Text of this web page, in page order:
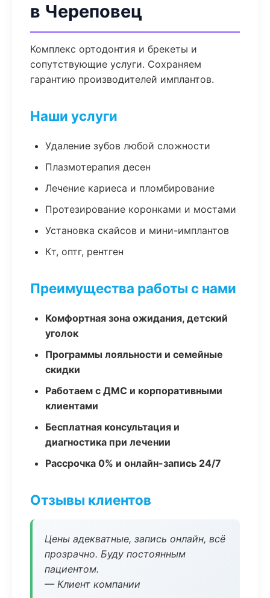
в Череповец
Комплекс ортодонтия и брекеты и
сопутствующие услуги. Сохраняем
гарантию производителей имплантов.
Наши услуги
Удаление зубов любой сложности
Плазмотерапия десен
Лечение кариеса и пломбирование
Протезирование коронками и мостами
Установка скайсов и мини-имплантов
Кт, оптг, рентген
Преимущества работы с нами
Комфортная зона ожидания, детский
уголок
Программы лояльности и семейные
скидки
Работаем с ДМС и корпоративными
клиентами
Бесплатная консультация и
диагностика при лечении
Рассрочка 0% и онлайн-запись 24/7
Отзывы клиентов
Цены адекватные, запись онлайн, всё
прозрачно. Буду постоянным
пациентом.
— Клиент компании